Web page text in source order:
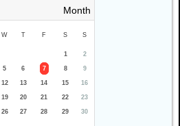
W T F S S
1 2
5 6 7 8 9
12 13 14 15 16
19 20 21 22 23
26 27 28 29 30